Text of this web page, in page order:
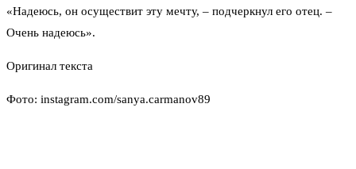
«Надеюсь, он осуществит эту мечту, – подчеркнул его отец. –
Очень надеюсь».
Оригинал текста
Фото: instagram.com/sanya.carmanov89